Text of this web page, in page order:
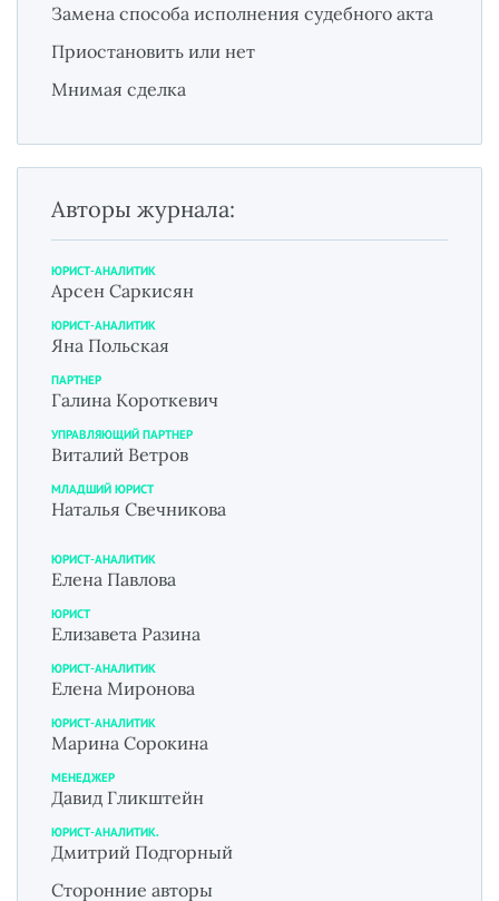
Замена способа исполнения судебного акта
Приостановить или нет
Мнимая сделка
Авторы журнала:
ЮРИСТ-АНАЛИТИК
Арсен Саркисян
ЮРИСТ-АНАЛИТИК
Яна Польская
ПАРТНЕР
Галина Короткевич
УПРАВЛЯЮЩИЙ ПАРТНЕР
Виталий Ветров
МЛАДШИЙ ЮРИСТ
Наталья Свечникова
ЮРИСТ-АНАЛИТИК
Елена Павлова
ЮРИСТ
Елизавета Разина
ЮРИСТ-АНАЛИТИК
Елена Миронова
ЮРИСТ-АНАЛИТИК
Марина Сорокина
МЕНЕДЖЕР
Давид Гликштейн
ЮРИСТ-АНАЛИТИК.
Дмитрий Подгорный
Сторонние авторы